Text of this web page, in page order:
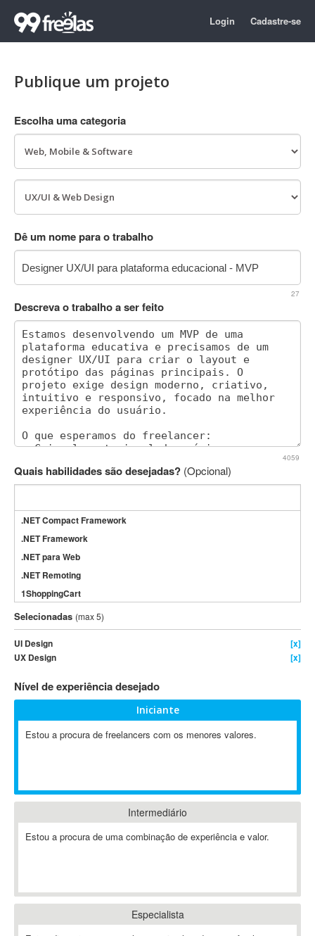
Login Cadastre-se
Publique um projeto
Escolha uma categoria
Dê um nome para o trabalho
27
Descreva o trabalho a ser feito
4059
Quais habilidades são desejadas? (Opcional)
.NET Compact Framework
.NET Framework
.NET para Web
.NET Remoting
1ShoppingCart
3DS Max
3GSM
4D Dimension
802.11
A&P
A-GPS
A2Billing
AAUS Scientific Diver
Abaqus
ABIS
Ableton Push
Abstract
Selecionadas (max 5)
UI Design
[x]
UX Design
[x]
Nível de experiência desejado
Iniciante
Estou a procura de freelancers com os menores valores.
Intermediário
Estou a procura de uma combinação de experiência e valor.
Especialista